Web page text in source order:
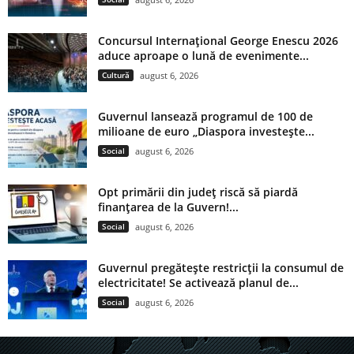
Concursul Internațional George Enescu 2026
aduce aproape o lună de evenimente...
Cultură august 6, 2026
Guvernul lansează programul de 100 de
milioane de euro „Diaspora investește...
Social august 6, 2026
Opt primării din județ riscă să piardă
finanțarea de la Guvern!...
Social august 6, 2026
Guvernul pregătește restricții la consumul de
electricitate! Se activează planul de...
Social august 6, 2026